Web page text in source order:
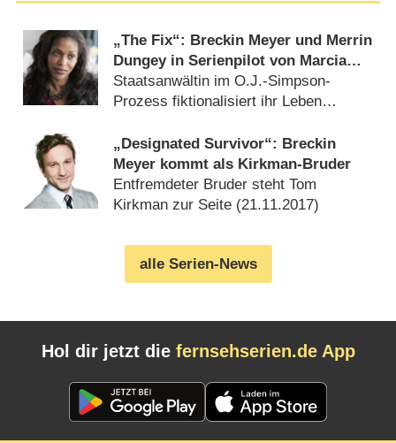
„The Fix“: Breckin Meyer und Merrin
Dungey in Serienpilot von Marcia
Clark
Staatsanwältin im O.J.-Simpson-
Prozess fiktionalisiert ihr Leben
„Designated Survivor“: Breckin
Meyer kommt als Kirkman-Bruder
Entfremdeter Bruder steht Tom
Kirkman zur Seite (21.11.2017)
alle Serien-News
Hol dir jetzt die fernsehserien.de App